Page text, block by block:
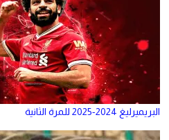
البريميرليغ 2024-2025 للمرة الثانية